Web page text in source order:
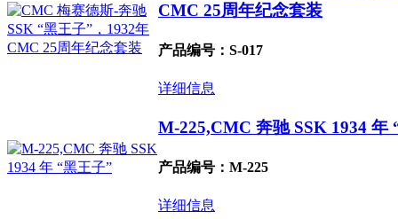
CMC 25周年纪念套装
产品编号：S-017
详细信息
M-225,CMC 奔驰 SSK 1934 年
产品编号：M-225
详细信息